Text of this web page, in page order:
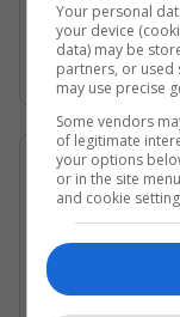
Gjirin Persik
në det të
iraniane. /
07/05/2026 •
Në çfarë
rihapet
Your personal
your device
data) may be
partners, or used
may use precise
Some vendors
of legitimate
your options
or in the site
and cookie